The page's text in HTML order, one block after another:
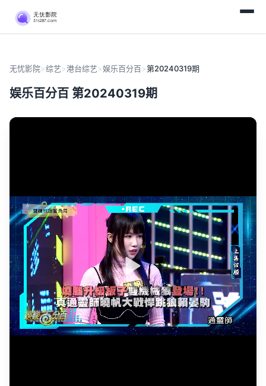
无忧影院>综艺>港台综艺>娱乐百分百>第20240319期
娱乐百分百 第20240319期